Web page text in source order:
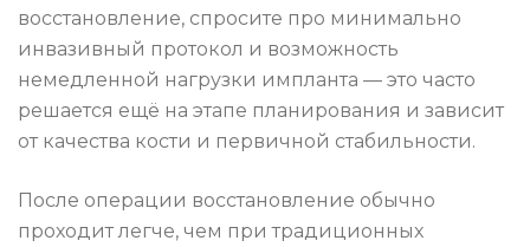
восстановление, спросите про минимально
инвазивный протокол и возможность
немедленной нагрузки импланта — это часто
решается ещё на этапе планирования и зависит
от качества кости и первичной стабильности.
После операции восстановление обычно
проходит легче, чем при традиционных